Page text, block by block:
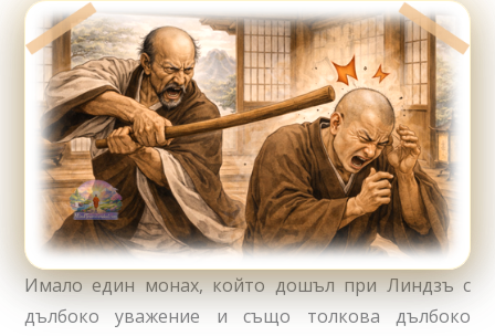
Имало един монах, който дошъл при Линдзъ с
дълбоко уважение и също толкова дълбоко